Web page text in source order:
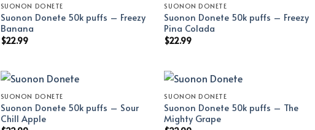
SUONON DONETE
Suonon Donete 50k puffs – Freezy
Banana
$22.99
SUONON DONETE
Suonon Donete 50k puffs – Freezy
Pina Colada
$22.99
SUONON DONETE
Suonon Donete 50k puffs – Sour
Chill Apple
SUONON DONETE
Suonon Donete 50k puffs – The
Mighty Grape